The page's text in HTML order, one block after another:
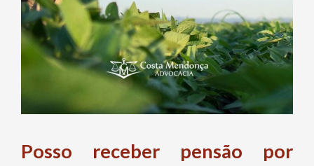
Posso receber pensão por